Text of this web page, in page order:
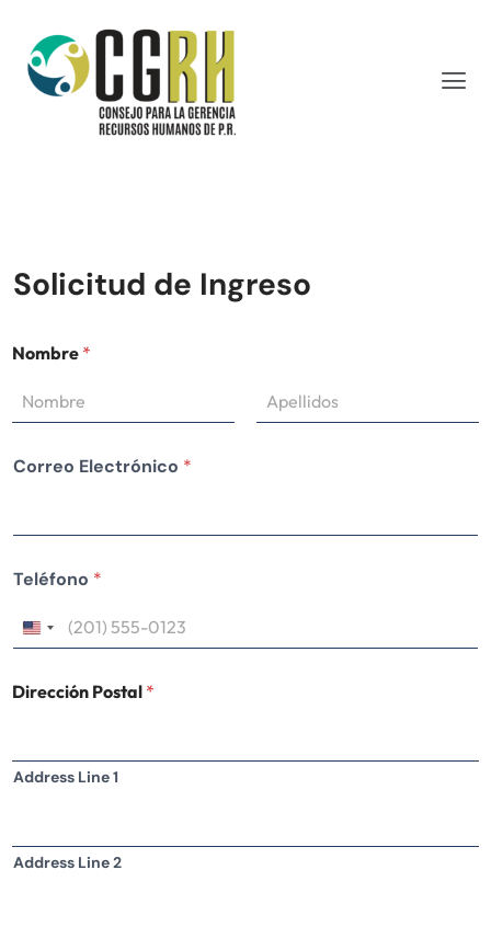
Solicitud de Ingreso
Nombre *
Correo Electrónico *
Teléfono *
Dirección Postal *
Address Line 1
Address Line 2